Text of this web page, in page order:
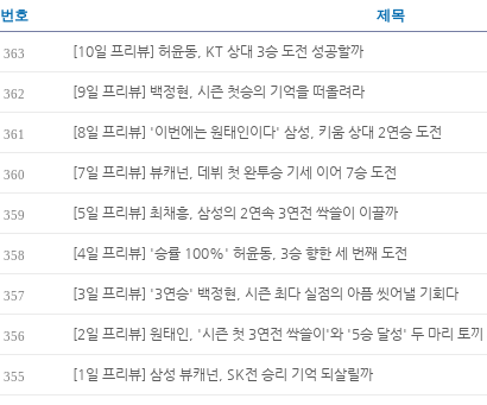
번호 제목
363 [10일 프리뷰] 허윤동, KT 상대 3승 도전 성공할까
362 [9일 프리뷰] 백정현, 시즌 첫승의 기억을 떠올려라
361 [8일 프리뷰] '이번에는 원태인이다' 삼성, 키움 상대 2연승 도전
360 [7일 프리뷰] 뷰캐넌, 데뷔 첫 완투승 기세 이어 7승 도전
359 [5일 프리뷰] 최채흥, 삼성의 2연속 3연전 싹쓸이 이끌까
358 [4일 프리뷰] '승률 100%' 허윤동, 3승 향한 세 번째 도전
357 [3일 프리뷰] '3연승' 백정현, 시즌 최다 실점의 아픔 씻어낼 기회다
356 [2일 프리뷰] 원태인, '시즌 첫 3연전 싹쓸이'와 '5승 달성' 두 마리 토끼
355 [1일 프리뷰] 삼성 뷰캐넌, SK전 승리 기억 되살릴까